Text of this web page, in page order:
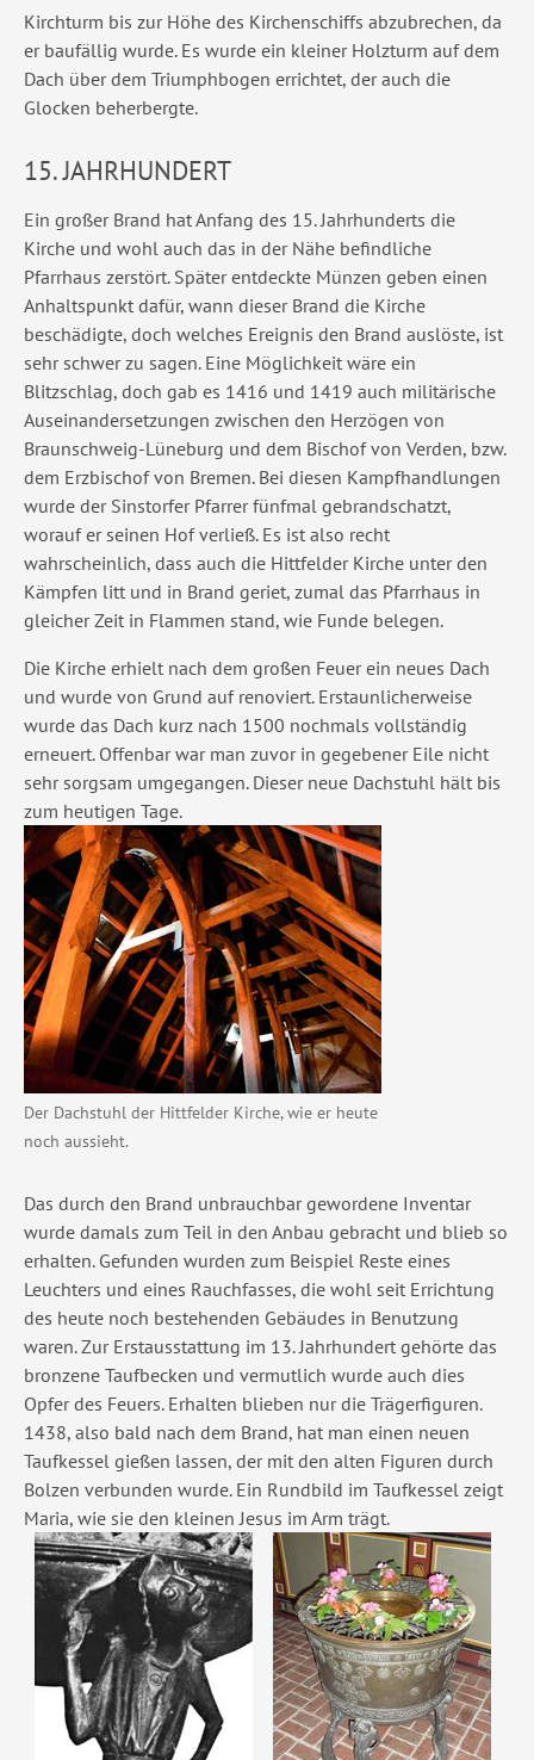
Kirchturm bis zur Höhe des Kirchenschiffs abzubrechen, da
er baufällig wurde. Es wurde ein kleiner Holzturm auf dem
Dach über dem Triumphbogen errichtet, der auch die
Glocken beherbergte.
Der Dachstuhl der Hittfelder Kirche, wie er heute
noch aussieht.
15. JAHRHUNDERT
Ein großer Brand hat Anfang des 15. Jahrhunderts die
Kirche und wohl auch das in der Nähe befindliche
Pfarrhaus zerstört. Später entdeckte Münzen geben einen
Anhaltspunkt dafür, wann dieser Brand die Kirche
beschädigte, doch welches Ereignis den Brand auslöste, ist
sehr schwer zu sagen. Eine Möglichkeit wäre ein
Blitzschlag, doch gab es 1416 und 1419 auch militärische
Auseinandersetzungen zwischen den Herzögen von
Braunschweig-Lüneburg und dem Bischof von Verden, bzw.
dem Erzbischof von Bremen. Bei diesen Kampfhandlungen
wurde der Sinstorfer Pfarrer fünfmal gebrandschatzt,
worauf er seinen Hof verließ. Es ist also recht
wahrscheinlich, dass auch die Hittfelder Kirche unter den
Kämpfen litt und in Brand geriet, zumal das Pfarrhaus in
gleicher Zeit in Flammen stand, wie Funde belegen.
Die Kirche erhielt nach dem großen Feuer ein neues Dach
und wurde von Grund auf renoviert. Erstaunlicherweise
wurde das Dach kurz nach 1500 nochmals vollständig
erneuert. Offenbar war man zuvor in gegebener Eile nicht
sehr sorgsam umgegangen. Dieser neue Dachstuhl hält bis
zum heutigen Tage.
Show larger version Show larger version
Das durch den Brand unbrauchbar gewordene Inventar
wurde damals zum Teil in den Anbau gebracht und blieb so
erhalten. Gefunden wurden zum Beispiel Reste eines
Leuchters und eines Rauchfasses, die wohl seit Errichtung
des heute noch bestehenden Gebäudes in Benutzung
waren. Zur Erstausstattung im 13. Jahrhundert gehörte das
bronzene Taufbecken und vermutlich wurde auch dies
Opfer des Feuers. Erhalten blieben nur die Trägerfiguren.
1438, also bald nach dem Brand, hat man einen neuen
Taufkessel gießen lassen, der mit den alten Figuren durch
Bolzen verbunden wurde. Ein Rundbild im Taufkessel zeigt
Maria, wie sie den kleinen Jesus im Arm trägt.